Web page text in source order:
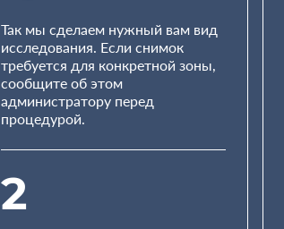
Так мы сделаем нужный вам вид
исследования. Если снимок
требуется для конкретной зоны,
сообщите об этом
администратору перед
процедурой.
2